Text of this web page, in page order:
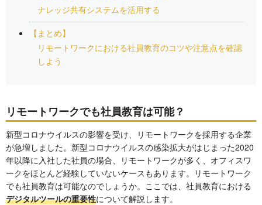
ナレッジ共有システムを活用する
【まとめ】
リモートワークにおける社員教育のコツや注意点を確認
しよう
リモートワークでも社員教育は可能？
新型コロナウイルスの影響を受け、リモートワークを採用する企業
が急増しました。新型コロナウイルスの感染拡大がはじまった2020
年以降に入社した社員の場合、リモートワークが多く、オフィスワ
ークをほとんど経験していないケースもあります。リモートワーク
でも社員教育は可能なのでしょうか。ここでは、社員教育における
デジタルツールの重要性について解説します。